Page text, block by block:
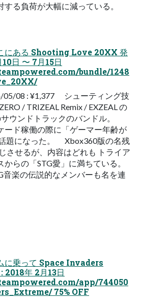
する負荷が大幅に減っている。
にある Shooting Love 20XX 発
日 〜 7月15日
bundle/1248
05/08 : ¥1,377 シューティング技
/ TRIZEAL Remix / EXZEAL の
ウンドトラックのバンドル。
ード稼働の際に「ゲーマー年齢が
題になった。 Xbox360版の名残
させるが、内容はどれも トライア
からの「STG愛」に満ちている。
楽の伝説的なメンバーも名を連
に乗って Space Invaders
2018年 2月13日
app/744050
75% OFF